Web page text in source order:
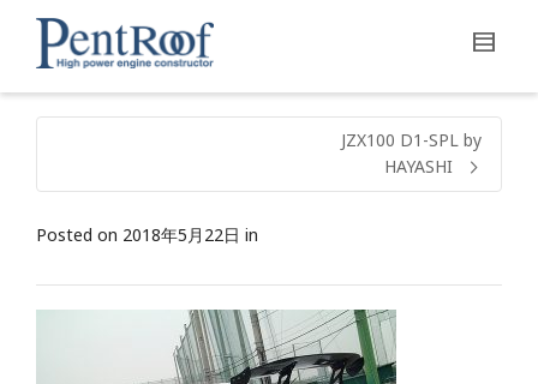
JZX100 D1-SPL by
HAYASHI
Posted on 2018年5月22日 in